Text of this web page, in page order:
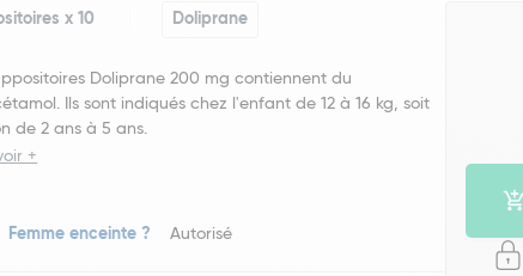
x 10 Doliprane
Doliprane 200 mg contiennent du
Ils sont indiqués chez l'enfant de 12 à 16 kg, soit
de 2 ans à 5 ans.
+
Femme enceinte ? Autorisé